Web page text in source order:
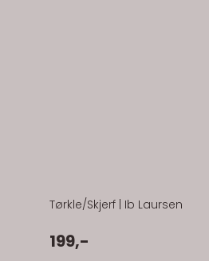
Tørkle/Skjerf | Ib Laursen
199,-